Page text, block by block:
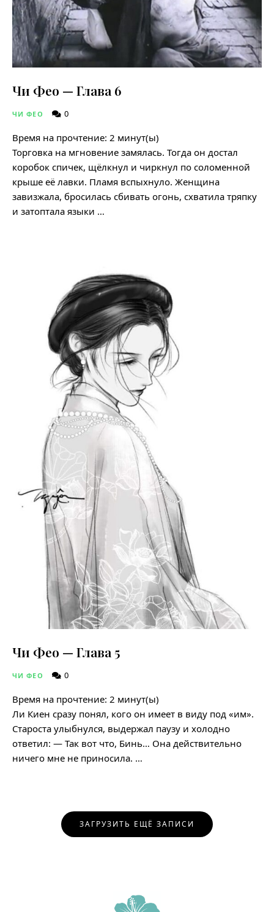
Чи Фео — Глава 6
ЧИ ФЕО 0
Время на прочтение: 2 минут(ы)
Торговка на мгновение замялась. Тогда он достал
коробок спичек, щёлкнул и чиркнул по соломенной
крыше её лавки. Пламя вспыхнуло. Женщина
завизжала, бросилась сбивать огонь, схватила тряпку
и затоптала языки …
Чи Фео — Глава 5
ЧИ ФЕО 0
Время на прочтение: 2 минут(ы)
Ли Киен сразу понял, кого он имеет в виду под «им».
Староста улыбнулся, выдержал паузу и холодно
ответил: — Так вот что, Бинь… Она действительно
ничего мне не приносила. …
НавигацияЗАГРУЗИТЬ ЕЩЁ ЗАПИСИ